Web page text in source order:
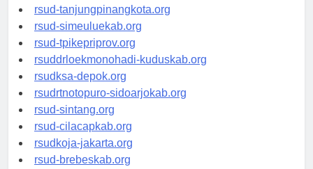
rsud-tanjungpinangkota.org
rsud-simeuluekab.org
rsud-tpikepriprov.org
rsuddrloekmonohadi-kuduskab.org
rsudksa-depok.org
rsudrtnotopuro-sidoarjokab.org
rsud-sintang.org
rsud-cilacapkab.org
rsudkoja-jakarta.org
rsud-brebeskab.org